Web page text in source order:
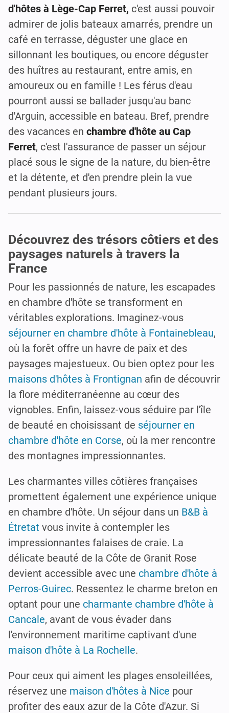
d'hôtes à Lège-Cap Ferret, c'est aussi pouvoir
admirer de jolis bateaux amarrés, prendre un
café en terrasse, déguster une glace en
sillonnant les boutiques, ou encore déguster
des huîtres au restaurant, entre amis, en
amoureux ou en famille ! Les férus d'eau
pourront aussi se ballader jusqu'au banc
d'Arguin, accessible en bateau. Bref, prendre
des vacances en chambre d'hôte au Cap
Ferret, c'est l'assurance de passer un séjour
placé sous le signe de la nature, du bien-être
et la détente, et d'en prendre plein la vue
pendant plusieurs jours.
Découvrez des trésors côtiers et des
paysages naturels à travers la
France
Pour les passionnés de nature, les escapades
en chambre d'hôte se transforment en
véritables explorations. Imaginez-vous
séjourner en chambre d'hôte à Fontainebleau,
où la forêt offre un havre de paix et des
paysages majestueux. Ou bien optez pour les
maisons d'hôtes à Frontignan afin de découvrir
la flore méditerranéenne au cœur des
vignobles. Enfin, laissez-vous séduire par l'île
de beauté en choisissant de séjourner en
chambre d'hôte en Corse, où la mer rencontre
des montagnes impressionnantes.
Les charmantes villes côtières françaises
promettent également une expérience unique
en chambre d'hôte. Un séjour dans un B&B à
Étretat vous invite à contempler les
impressionnantes falaises de craie. La
délicate beauté de la Côte de Granit Rose
devient accessible avec une chambre d'hôte à
Perros-Guirec. Ressentez le charme breton en
optant pour une charmante chambre d'hôte à
Cancale, avant de vous évader dans
l'environnement maritime captivant d'une
maison d'hôte à La Rochelle.
Pour ceux qui aiment les plages ensoleillées,
réservez une maison d'hôtes à Nice pour
profiter des eaux azur de la Côte d'Azur. Si